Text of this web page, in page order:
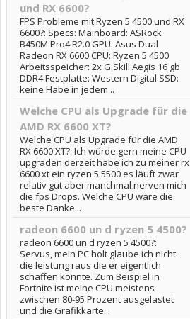
und RX 6600?
FPS Probleme mit Ryzen 5 4500 und RX
6600?: Specs: Mainboard: ASRock
B450M Pro4 R2.0 GPU: Asus Dual
Radeon RX 6600 CPU: Ryzen 5 4500
Arbeitsspeicher: 2x G.Skill Aegis 16 gb
DDR4 Festplatte: Western Digital SSD:
keine Habe in jedem...
Welche CPU als Upgrade für die
AMD RX 6600 XT?
Welche CPU als Upgrade für die AMD
RX 6600 XT?: Ich würde gern meine CPU
upgraden derzeit habe ich zu meiner rx
6600 xt ein ryzen 5 5500 es läuft zwar
relativ gut aber manchmal nerven mich
die fps Drops. Welche CPU wäre die
beste Danke...
radeon 6600 un d ryzen 5 4500?
radeon 6600 un d ryzen 5 4500?:
Servus, mein PC holt glaube ich nicht
die leistung raus die er eigentlich
schaffen könnte. Zum Beispiel in
Fortnite ist meine CPU meistens
zwischen 80-95 Prozent ausgelastet
und die Grafikkarte...